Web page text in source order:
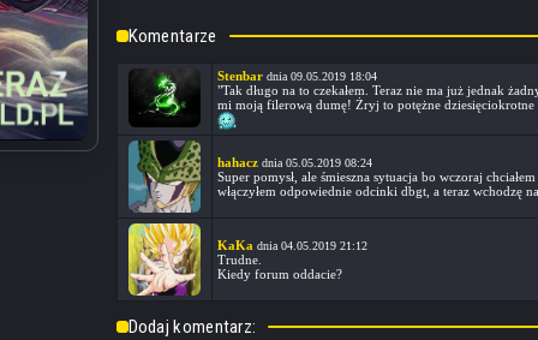
Komentarze
Stenbar dnia 09.05.2019 18:04
"Tak długo na to czekałem. Teraz nie ma już jednak
mi moją filerową dumę! Żryj to potężne
hahacz dnia 05.05.2019 08:24
Super pomysł, ale śmieszna sytuacja bo wczoraj
włączyłem odpowiednie odcinki dbgt, a teraz wchodzę
KaKa dnia 04.05.2019 21:12
Trudne.
Kiedy forum oddacie?
Dodaj komentarz: